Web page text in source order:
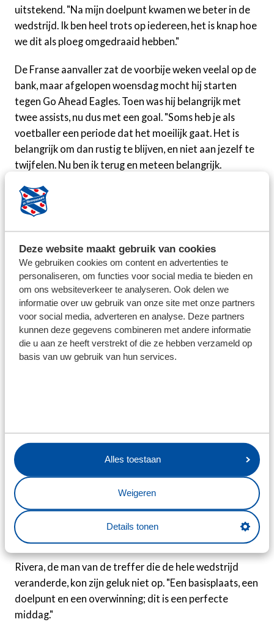
Deze website maakt gebruik van cookies
We gebruiken cookies om content en advertenties te
personaliseren, om functies voor social media te bieden en
om ons websiteverkeer te analyseren. Ook delen we
informatie over uw gebruik van onze site met onze partners
voor social media, adverteren en analyse. Deze partners
kunnen deze gegevens combineren met andere informatie
die u aan ze heeft verstrekt of die ze hebben verzameld op
basis van uw gebruik van hun services.
Alles toestaan
Weigeren
Details tonen
uitstekend. "Na mijn doelpunt kwamen we beter in de
wedstrijd. Ik ben heel trots op iedereen, het is knap hoe
we dit als ploeg omgedraaid hebben."
De Franse aanvaller zat de voorbije weken veelal op de
bank, maar afgelopen woensdag mocht hij starten
tegen Go Ahead Eagles. Toen was hij belangrijk met
twee assists, nu dus met een goal. "Soms heb je als
voetballer een periode dat het moeilijk gaat. Het is
belangrijk om dan rustig te blijven, en niet aan jezelf te
twijfelen. Nu ben ik terug en meteen belangrijk.
buitenspeler, die Lasse Nordås na 52 minuten de 2-2
zag maken met een mooie stift.
Tien minuten later was het weer raak voor de
thuisploeg: Ringo Meerveld schoot schitterend raak.
"De bal raakte ik goed. Ik ben heel blij met mijn
doelpunt. Op de eerste twintig minuten na, speelde ik
sowieso wel een goede wedstrijd", zegt hij. De
middenvelder was ook nog goud waard bij de vierde
treffer, die in de blessuretijd viel. De Brabander wipte
"We winnen twee keer achter elkaar, dus we kunnen
naar boven kijken", zegt Meerveld, die erkent dat het
daar in de openingsfase niet op leek. "Na die vroege 0-2
ga je jezelf wel even achter de oren krabben. Dan denk
je: als dit maar goed komt. Gelukkig pakten we de
draad daarna op en lukte het om een overwinning te
boeken."
Rivera, de man van de treffer die de hele wedstrijd
veranderde, kon zijn geluk niet op. "Een basisplaats, een
doelpunt en een overwinning; dit is een perfecte
middag."